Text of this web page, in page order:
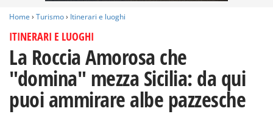
Home › Turismo› Itinerari e luoghi
ITINERARI E LUOGHI
La Roccia Amorosa che
"domina" mezza Sicilia: da qui
puoi ammirare albe pazzesche